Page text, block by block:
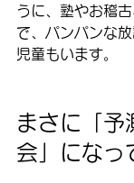
うに、塾やお稽
で、パンパンな
児童もいます。
まさに「予
会」になっ